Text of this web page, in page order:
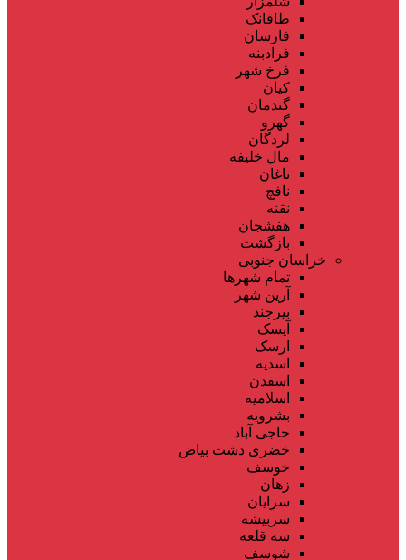
طاقانک
فارسان
فرادبنه
فرخ شهر
کیان
گندمان
گهرو
لردگان
مال خلیفه
ناغان
نافچ
نقنه
هفشجان
بازگشت
خراسان جنوبی
تمام شهر‌ها
آرین شهر
بیرجند
آیسک
ارسک
اسدیه
اسفدن
اسلامیه
بشرویه
حاجی آباد
خضری دشت بیاض
خوسف
زهان
سرایان
سربیشه
سه قلعه
شوسف